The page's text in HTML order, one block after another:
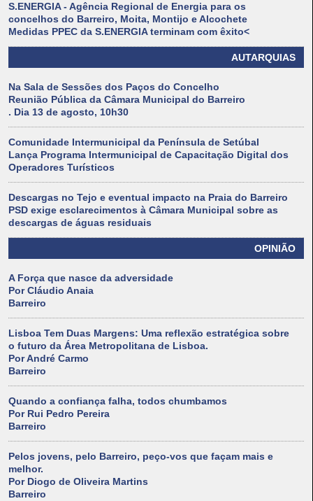
S.ENERGIA - Agência Regional de Energia para os
concelhos do Barreiro, Moita, Montijo e Alcochete
Medidas PPEC da S.ENERGIA terminam com êxito<
AUTARQUIAS
Na Sala de Sessões dos Paços do Concelho
Reunião Pública da Câmara Municipal do Barreiro
. Dia 13 de agosto, 10h30
Comunidade Intermunicipal da Península de Setúbal
Lança Programa Intermunicipal de Capacitação Digital dos
Operadores Turísticos
Descargas no Tejo e eventual impacto na Praia do Barreiro
PSD exige esclarecimentos à Câmara Municipal sobre as
descargas de águas residuais
OPINIÃO
A Força que nasce da adversidade
Por Cláudio Anaia
Barreiro
Lisboa Tem Duas Margens: Uma reflexão estratégica sobre
o futuro da Área Metropolitana de Lisboa.
Por André Carmo
Barreiro
Quando a confiança falha, todos chumbamos
Por Rui Pedro Pereira
Barreiro
Pelos jovens, pelo Barreiro, peço-vos que façam mais e
melhor.
Por Diogo de Oliveira Martins
Barreiro